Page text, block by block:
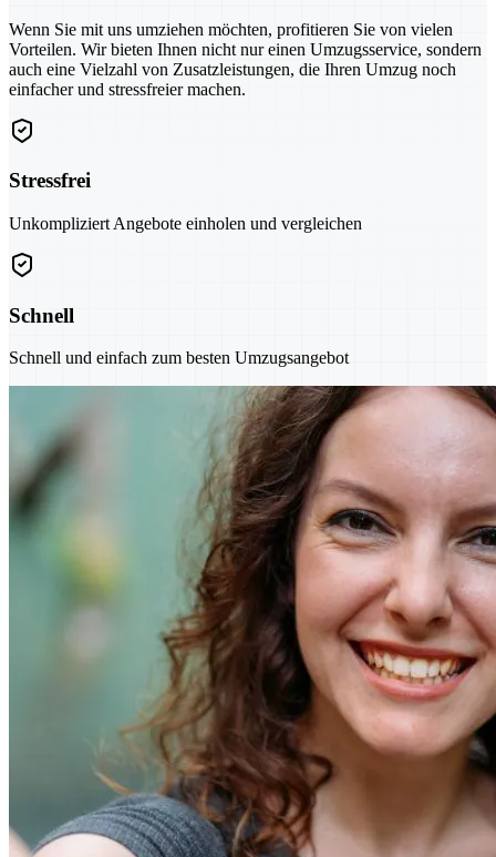
Wenn Sie mit uns umziehen möchten, profitieren Sie von vielen
Vorteilen. Wir bieten Ihnen nicht nur einen Umzugsservice, sondern
auch eine Vielzahl von Zusatzleistungen, die Ihren Umzug noch
einfacher und stressfreier machen.
Stressfrei
Unkompliziert Angebote einholen und vergleichen
Schnell
Schnell und einfach zum besten Umzugsangebot